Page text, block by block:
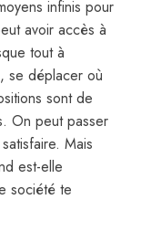
infinis pour
avoir accès à
tout à
se déplacer où
sont de
On peut passer
Mais
est-elle
société te